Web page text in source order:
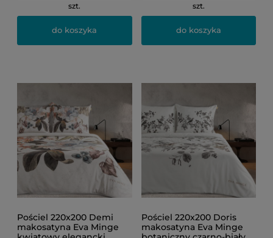
szt.
do koszyka
szt.
do koszyka
Pościel 220x200 Demi
makosatyna Eva Minge
Pościel 220x200 Doris
makosatyna Eva Minge